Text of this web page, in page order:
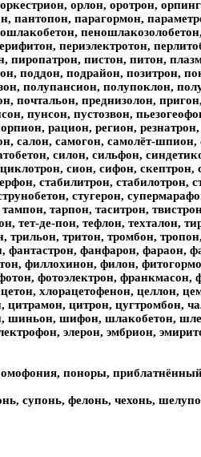
орлон, оротрон,
пантопон, парагормон,
периэлектротон,
пистон, питон,
поддон, подрайон, позитрон,
полупансион, полупоклон,
преднизолон,
пунсон, пустозвон,
рацион, регион,
салон, самогон, самолёт-шпион,
силон, сильфон,
сион, сифон, скептрон,
стабилитрон, стабилотрон,
стугерон,
тарпон, таситрон,
тет-де-пон, тефлон, техталон,
тритон, тромбон,
фанфарон, фараон,
филлохинон, филон,
фотоэлектрон,
хлорацетофенон, целлон,
цитрон, цугтромбон,
шифон, шлакобетон,
элерон, эмбрион,
поноры,
супонь, фелонь, чехонь,